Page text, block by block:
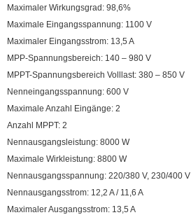
Maximaler Wirkungsgrad: 98,6%
Maximale Eingangsspannung: 1100 V
Maximaler Eingangsstrom: 13,5 A
MPP-Spannungsbereich: 140 – 980 V
MPPT-Spannungsbereich Volllast: 380 – 850 V
Nenneingangsspannung: 600 V
Maximale Anzahl Eingänge: 2
Anzahl MPPT: 2
Nennausgangsleistung: 8000 W
Maximale Wirkleistung: 8800 W
Nennausgangsspannung: 220/380 V, 230/400 V
Nennausgangsstrom: 12,2 A / 11,6 A
Maximaler Ausgangsstrom: 13,5 A